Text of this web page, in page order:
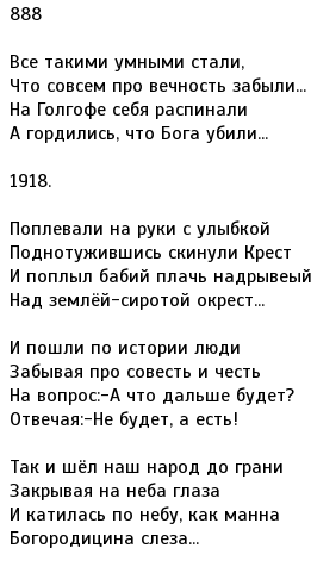
888
Все такими умными стали,
Что совсем про вечность забыли...
На Голгофе себя распинали
А гордились, что Бога убили...
1918.
Поплевали на руки с улыбкой
Поднотужившись скинули Крест
И поплыл бабий плачь надрывеый
Над землёй-сиротой окрест...
И пошли по истории люди
Забывая про совесть и честь
На вопрос:-А что дальше будет?
Отвечая:-Не будет, а есть!
Так и шёл наш народ до грани
Закрывая на неба глаза
И катилась по небу, как манна
Богородицина слеза...